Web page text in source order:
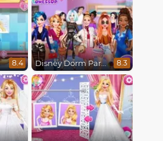
8.4 Disney Dorm Party 8.3